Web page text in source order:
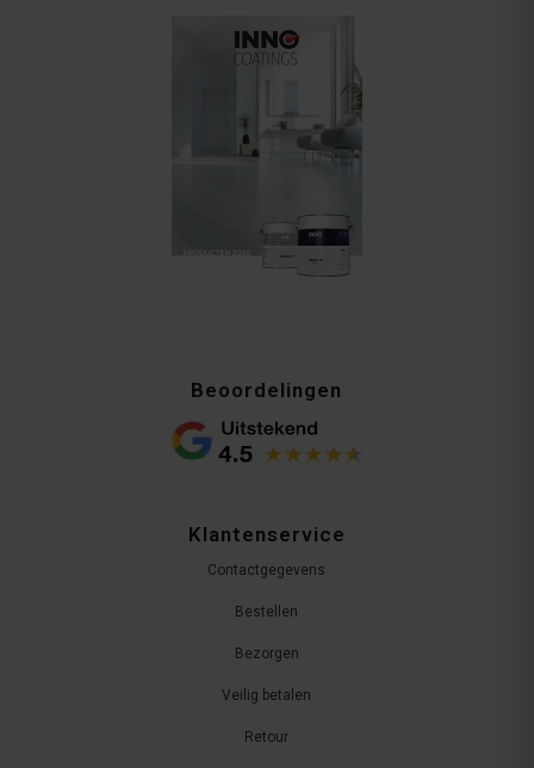
Beoordelingen
Klantenservice
Contactgegevens
Bestellen
Bezorgen
Veilig betalen
Retour